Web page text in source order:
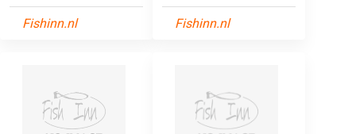
Fishinn.nl Fishinn.nl